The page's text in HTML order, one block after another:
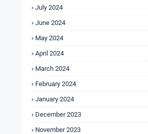
July 2024
June 2024
May 2024
April 2024
March 2024
February 2024
January 2024
December 2023
November 2023